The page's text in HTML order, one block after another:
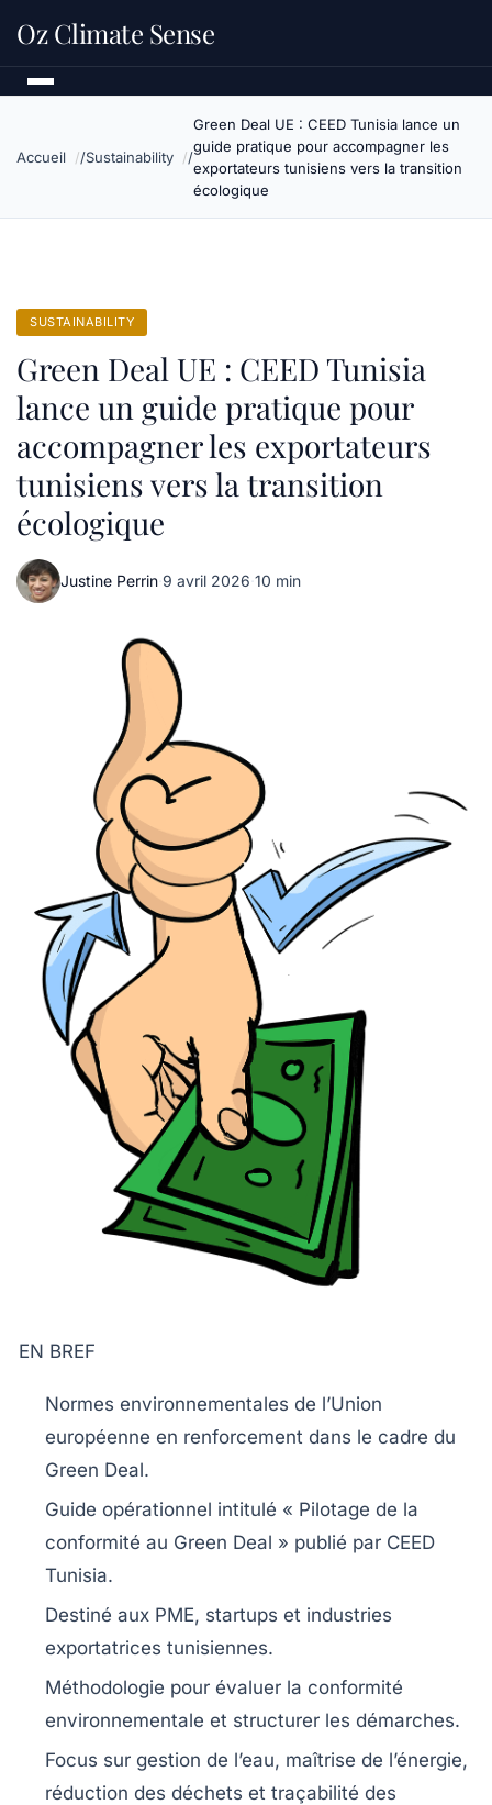
Oz Climate Sense
Accueil Sustainability
Green Deal UE : CEED Tunisia lance un
guide pratique pour accompagner les
exportateurs tunisiens vers la transition
écologique
SUSTAINABILITY
Green Deal UE : CEED Tunisia
lance un guide pratique pour
accompagner les exportateurs
tunisiens vers la transition
écologique
Justine Perrin·9 avril 2026·10 min
EN BREF
Normes environnementales de l’Union
européenne en renforcement dans le cadre du
Green Deal.
Guide opérationnel intitulé « Pilotage de la
conformité au Green Deal » publié par CEED
Tunisia.
Destiné aux PME, startups et industries
exportatrices tunisiennes.
Méthodologie pour évaluer la conformité
environnementale et structurer les démarches.
Focus sur gestion de l’eau, maîtrise de l’énergie,
réduction des déchets et traçabilité des